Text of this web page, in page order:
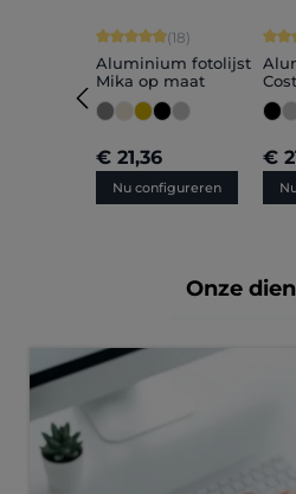
Gemiddelde waardering van
(18)
Aluminium fotolijst
Mika op maat
€ 21,36
Nu configureren
€
Onze